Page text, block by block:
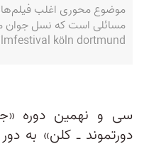
موضوع محوری اغلب
مسائلی است که نسل‌ جوان
köln dortmund
سی و نهمین دوره
دورتموند ـ کلن» به